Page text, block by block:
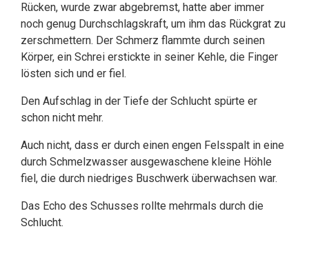
Rücken, wurde zwar abgebremst, hatte aber immer
noch genug Durchschlagskraft, um ihm das Rückgrat zu
zerschmettern. Der Schmerz flammte durch seinen
Körper, ein Schrei erstickte in seiner Kehle, die Finger
lösten sich und er fiel.
Den Aufschlag in der Tiefe der Schlucht spürte er
schon nicht mehr.
Auch nicht, dass er durch einen engen Felsspalt in eine
durch Schmelzwasser ausgewaschene kleine Höhle
fiel, die durch niedriges Buschwerk überwachsen war.
Das Echo des Schusses rollte mehrmals durch die
Schlucht.